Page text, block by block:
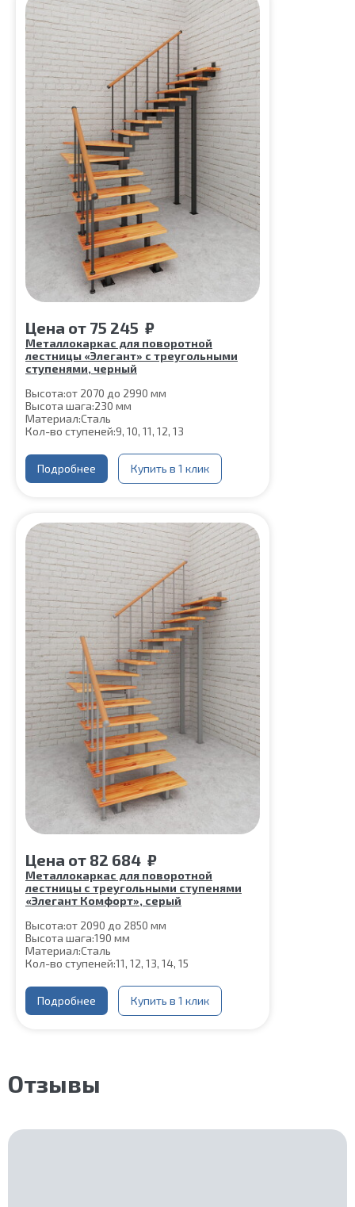
Цена от 75 245 ₽
Металлокаркас для поворотной
лестницы «Элегант» с треугольными
ступенями, черный
Высота:от 2070 до 2990 мм
Высота шага:230 мм
Материал:Сталь
Кол-во ступеней:9, 10, 11, 12, 13
Подробнее Купить в 1 клик
Цена от 82 684 ₽
Металлокаркас для поворотной
лестницы с треугольными ступенями
«Элегант Комфорт», серый
Высота:от 2090 до 2850 мм
Высота шага:190 мм
Материал:Сталь
Кол-во ступеней:11, 12, 13, 14, 15
Подробнее Купить в 1 клик
Отзывы